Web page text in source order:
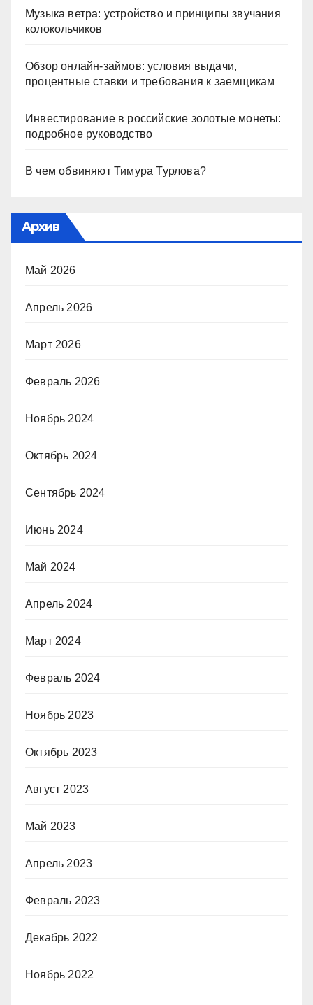
Музыка ветра: устройство и принципы звучания
колокольчиков
Обзор онлайн-займов: условия выдачи,
процентные ставки и требования к заемщикам
Инвестирование в российские золотые монеты:
подробное руководство
В чем обвиняют Тимура Турлова?
Архив
Май 2026
Апрель 2026
Март 2026
Февраль 2026
Ноябрь 2024
Октябрь 2024
Сентябрь 2024
Июнь 2024
Май 2024
Апрель 2024
Март 2024
Февраль 2024
Ноябрь 2023
Октябрь 2023
Август 2023
Май 2023
Апрель 2023
Февраль 2023
Декабрь 2022
Ноябрь 2022